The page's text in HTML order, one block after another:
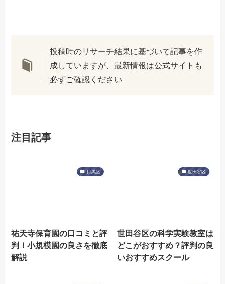
投稿時のリサーチ結果に基づいて記事を作
成していますが、最新情報は公式サイトも
必ずご確認ください
注目記事
目黒区
祐天寺保育園の口コミと評
判！小規模園の良さを徹底
解説
世田谷区
世田谷区の科学実験教室は
どこがおすすめ？評判の良
いおすすめスクール